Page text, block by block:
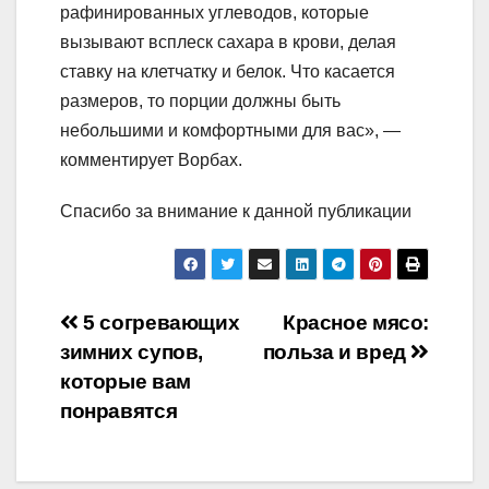
рафинированных углеводов, которые
вызывают всплеск сахара в крови, делая
ставку на клетчатку и белок. Что касается
размеров, то порции должны быть
небольшими и комфортными для вас», —
комментирует Ворбах.
Спасибо за внимание к данной публикации
Навигация
по
записям
Красное мясо:
польза и вред
5 согревающих
зимних супов,
которые вам
понравятся